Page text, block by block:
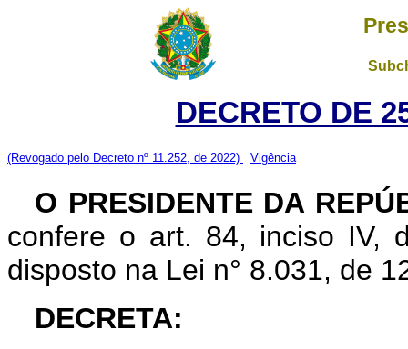
DECRETO DE
(Revogado pelo Decreto nº 11.252, de 2022) Vigência
O PRESIDENTE DA
confere o art. 84, inciso IV,
disposto na Lei n° 8.031, de
DECRETA: